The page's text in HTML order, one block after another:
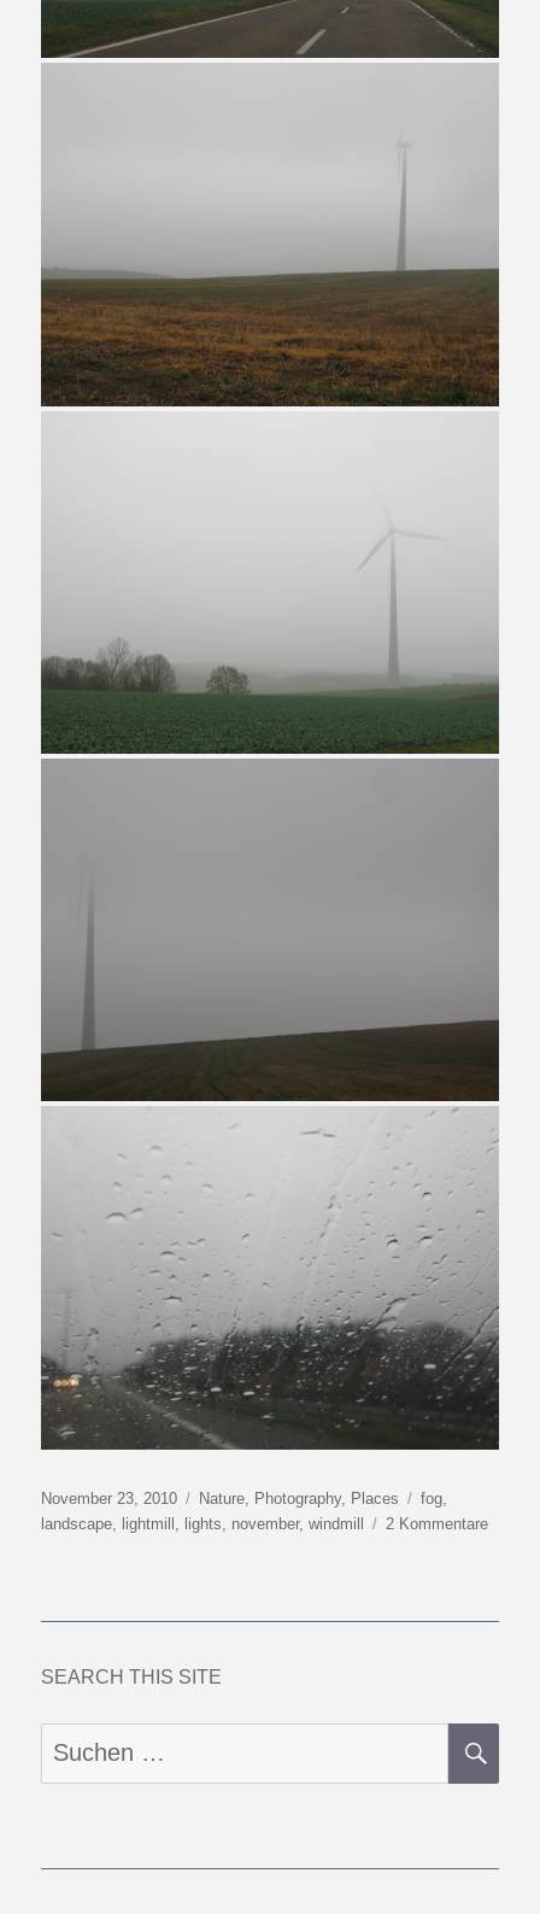
Veröffentlicht
am
November 23, 2010 Kategorien
Nature Photography, Places Schlagwörter
fog
landscape lightmill lights november,windmill 2 Kommentarezu
SEARCH THIS SITE
Suchen
nach: